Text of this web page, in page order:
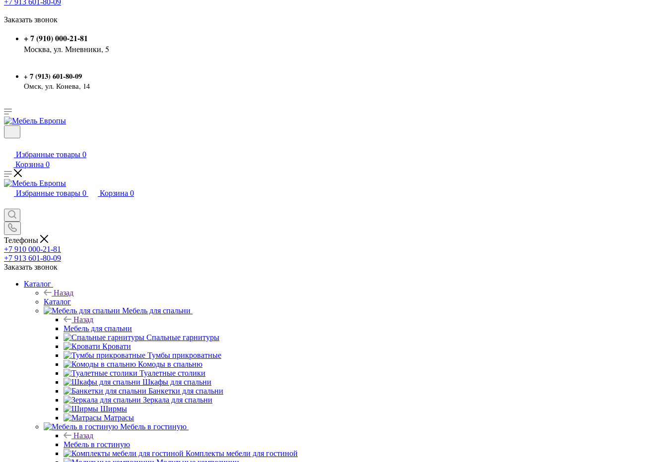
+7 913 601-80-09
Заказать звонок
+ 7 (910) 000-21-81
Москва, ул. Мневники, 5
+ 7 (913) 601-80-09
Омск, ул. Конева, 14
Избранные товары 0
Корзина 0
Избранные товары 0 Корзина 0
Телефоны
+7 910 000-21-81
+7 913 601-80-09
Заказать звонок
Каталог
Назад
Каталог
Мебель для спальни
Назад
Мебель для спальни
Спальные гарнитуры
Кровати
Тумбы прикроватные
Комоды в спальню
Туалетные столики
Шкафы для спальни
Банкетки для спальни
Зеркала для спальни
Ширмы
Матрасы
Мебель в гостиную
Назад
Мебель в гостиную
Комплекты мебели для гостиной